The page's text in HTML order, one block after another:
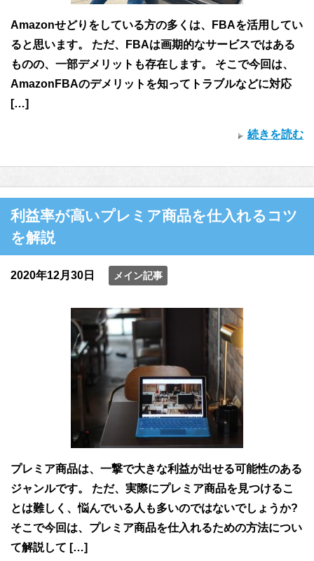
Amazonせどりをしている方の多くは、FBAを活用してい
ると思います。 ただ、FBAは画期的なサービスではある
ものの、一部デメリットも存在します。 そこで今回は、
AmazonFBAのデメリットを知ってトラブルなどに対応
[…]
続きを読む
利益率が高いプレミア商品を仕入れるコツ
を解説
2020年12月30日 メイン記事
プレミア商品は、一撃で大きな利益が出せる可能性のある
ジャンルです。 ただ、実際にプレミア商品を見つけるこ
とは難しく、悩んでいる人も多いのではないでしょうか?
そこで今回は、プレミア商品を仕入れるための方法につい
て解説して […]